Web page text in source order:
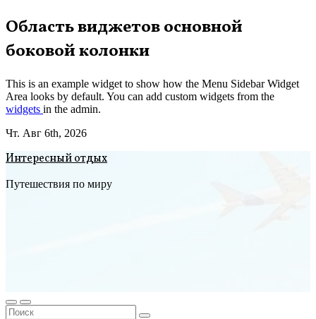
Перейти
к
содержимому
Область виджетов основной
боковой колонки
This is an example widget to show how the Menu Sidebar Widget
Area looks by default. You can add custom widgets from the
widgets in the admin.
Чт. Авг 6th, 2026
Интересный отдых
Путешествия по миру